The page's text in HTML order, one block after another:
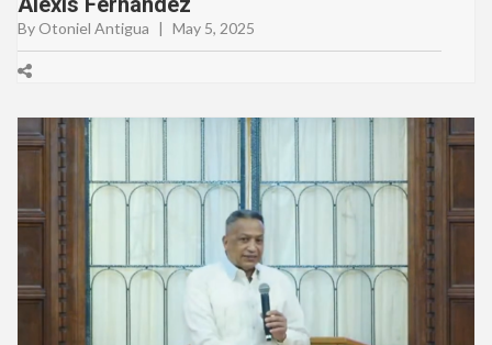
By Otoniel Antigua | May 5, 2025